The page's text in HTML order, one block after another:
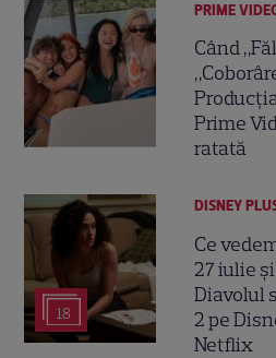
PRIME
Când
Prime
ratată
18
DISNEY
Ce
27 iulie
Diavolul
2 pe
Netflix